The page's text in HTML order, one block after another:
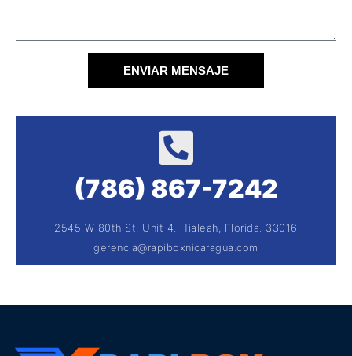
ENVIAR MENSAJE
(786) 867-7242
2545 W 80th St. Unit 4. Hialeah, Florida. 33016
gerencia@rapiboxnicaragua.com